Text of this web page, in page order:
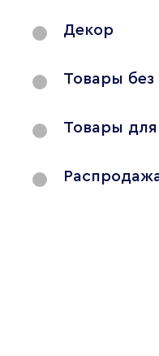
Декор
Товары без
Товары